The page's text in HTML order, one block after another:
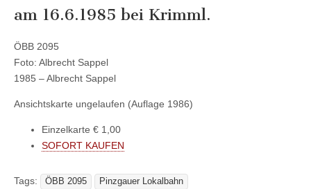
am 16.6.1985 bei Krimml.
ÖBB 2095
Foto: Albrecht Sappel
1985 – Albrecht Sappel
Ansichtskarte ungelaufen (Auflage 1986)
Einzelkarte € 1,00
SOFORT KAUFEN
Tags: ÖBB 2095 Pinzgauer Lokalbahn